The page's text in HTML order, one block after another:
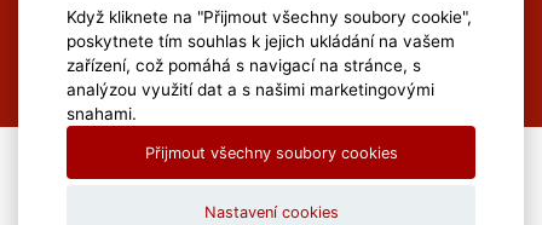
All Rights Reserved Muzeum Brněnska © 2020, Webdesign by
Když kliknete na "Přijmout všechny soubory cookie",
poskytnete tím souhlas k jejich ukládání na vašem
zařízení, což pomáhá s navigací na stránce, s
analýzou využití dat a s našimi marketingovými
snahami.
Přijmout všechny soubory cookies
Nastavení cookies